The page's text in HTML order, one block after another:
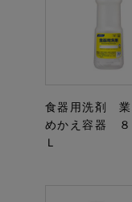
食器用洗剤 業
めかえ容器 ８
Ｌ